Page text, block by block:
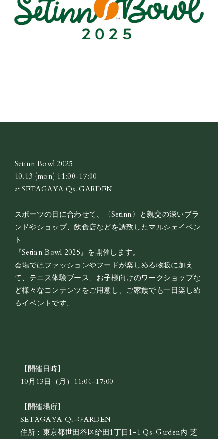
Setinn Bowl 2025
10.13 (mon) 11:00-17:00
at SETAGAYA Qs-GARDEN
スポーツの日に合わせて、〈Setinn〉と親交の深いブラ
ンドやショップ、飲食店などを誘致したマルシェイベン
ト
『Setinn Bowl 2025』を開催します。
会場ではファッションやフードが楽しめる物販に加え
て、テニス体験ブース、お子様向けのワークショップな
ど様々なコンテンツをご用意し、ご家族でも一日楽しめ
るイベントです。
【開催日時】
10月13日（月）11:00-17:00
【開催場所】
SETAGAYA Qs-GARDEN
住所：東京都世田谷区給田1丁目1−1 Qs-Garden内 芝